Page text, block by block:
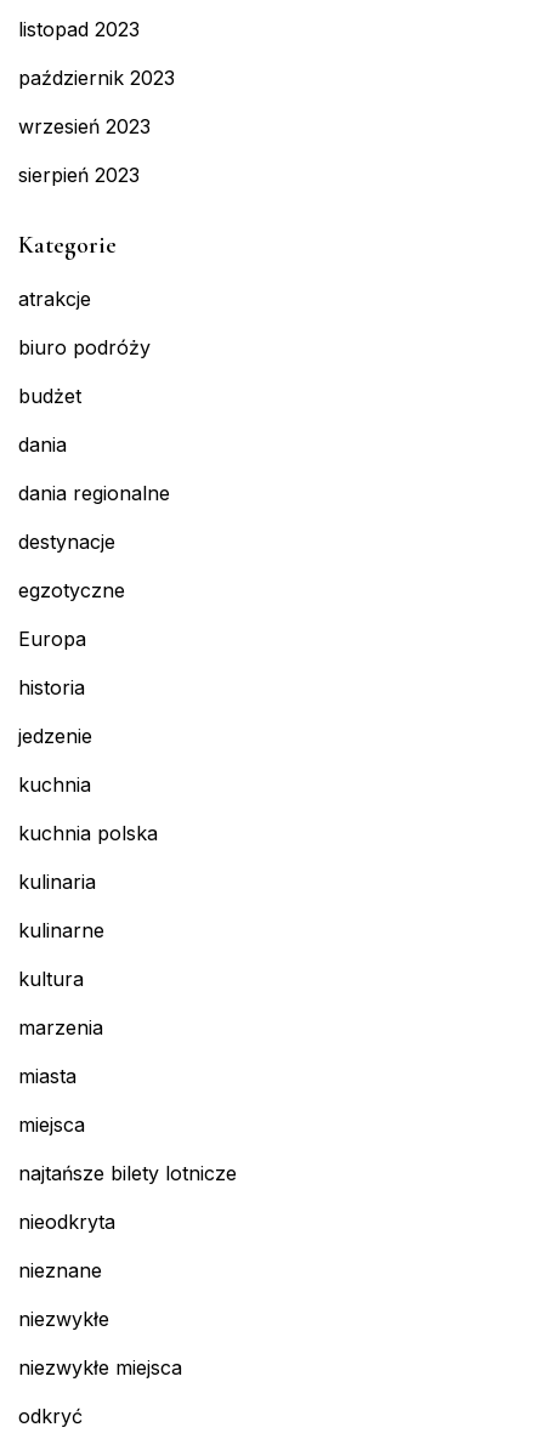
listopad 2023
październik 2023
wrzesień 2023
sierpień 2023
Kategorie
atrakcje
biuro podróży
budżet
dania
dania regionalne
destynacje
egzotyczne
Europa
historia
jedzenie
kuchnia
kuchnia polska
kulinaria
kulinarne
kultura
marzenia
miasta
miejsca
najtańsze bilety lotnicze
nieodkryta
nieznane
niezwykłe
niezwykłe miejsca
odkryć